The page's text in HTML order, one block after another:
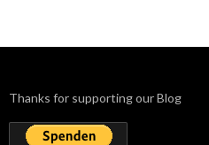
Thanks for supporting our Blog